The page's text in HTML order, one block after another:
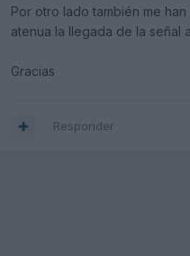
Por otro lado también me
atenua la llegada de la señal
Gracias
Responder